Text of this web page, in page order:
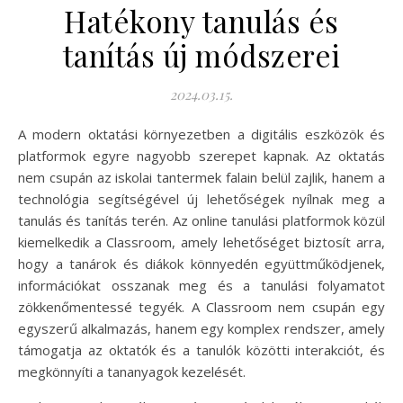
Hatékony tanulás és
tanítás új módszerei
2024.03.15.
A modern oktatási környezetben a digitális eszközök és
platformok egyre nagyobb szerepet kapnak. Az oktatás
nem csupán az iskolai tantermek falain belül zajlik, hanem a
technológia segítségével új lehetőségek nyílnak meg a
tanulás és tanítás terén. Az online tanulási platformok közül
kiemelkedik a Classroom, amely lehetőséget biztosít arra,
hogy a tanárok és diákok könnyedén együttműködjenek,
információkat osszanak meg és a tanulási folyamatot
zökkenőmentessé tegyék. A Classroom nem csupán egy
egyszerű alkalmazás, hanem egy komplex rendszer, amely
támogatja az oktatók és a tanulók közötti interakciót, és
megkönnyíti a tananyagok kezelését.